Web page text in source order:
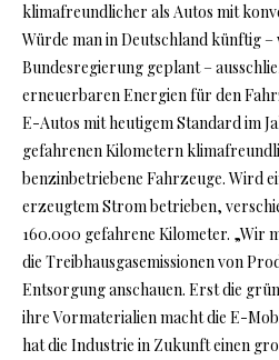
klimafreundlicher als Autos mit
Würde man in Deutschland künftig –
Bundesregierung geplant –
erneuerbaren Energien für den
E-Autos mit heutigem Standard im
gefahrenen Kilometern
benzinbetriebene Fahrzeuge. Wird
erzeugtem Strom betrieben,
160.000 gefahrene Kilometer. „Wir
die Treibhausgasemissionen von
Entsorgung anschauen. Erst die
ihre Vormaterialien macht die E-
hat die Industrie in Zukunft einen